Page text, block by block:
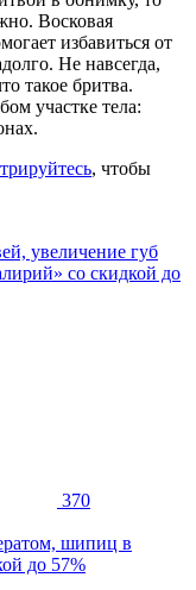
Восковая
избавиться от
Не навсегда,
такое бритва.
участке тела:
, чтобы
увеличение губ
со скидкой до
370
шипиц в
до 57%